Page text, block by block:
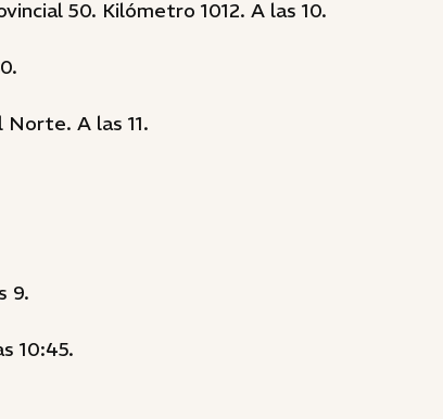
50. Kilómetro 1012. A las 10.
A las 11.
9.
10:45.